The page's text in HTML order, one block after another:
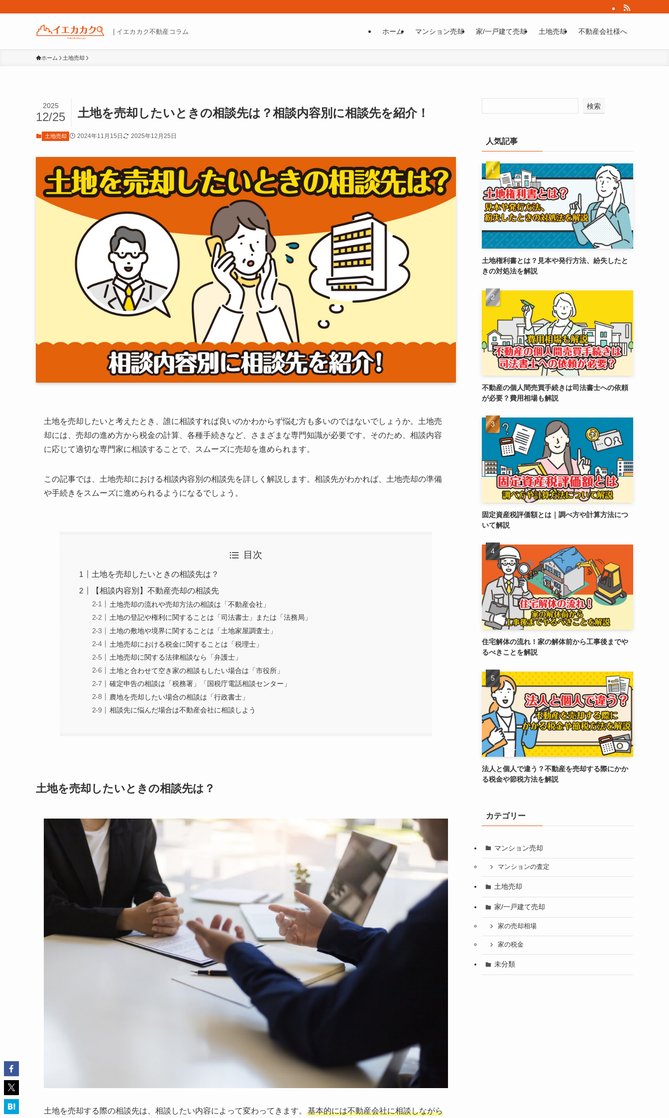
| イエカカク不動産コラム ホーム マンション売却 家/一戸建て売却 土地売却 不動産会社様へ
ホーム 土地売却
土地を売却したいときの相談先は？相談内容別に相談先を紹介！
2025
12/25
土地売却 2024年11月15日 2025年12月25日
土地を売却したいと考えたとき、誰に相談すれば良いのかわからず悩む方も多いのではないでしょうか。土地売
却には、売却の進め方から税金の計算、各種手続きなど、さまざまな専門知識が必要です。そのため、相談内容
に応じて適切な専門家に相談することで、スムーズに売却を進められます。
この記事では、土地売却における相談内容別の相談先を詳しく解説します。相談先がわかれば、土地売却の準備
や手続きをスムーズに進められるようになるでしょう。
目次
土地を売却したいときの相談先は？
【相談内容別】不動産売却の相談先
土地売却の流れや売却方法の相談は「不動産会社」
土地の登記や権利に関することは「司法書士」または「法務局」
土地の敷地や境界に関することは「土地家屋調査士」
土地売却における税金に関することは「税理士」
土地売却に関する法律相談なら「弁護士」
土地と合わせて空き家の相談もしたい場合は「市役所」
確定申告の相談は「税務署」「国税庁電話相談センター」
農地を売却したい場合の相談は「行政書士」
相談先に悩んだ場合は不動産会社に相談しよう
土地を売却したいときの相談先は？
土地を売却する際の相談先は、相談したい内容によって変わってきます。
基本的には不動産会社に相談しながら
検索
人気記事
土地権利書とは？見本や発行方法、紛失したと
きの対処法を解説
不動産の個人間売買手続きは司法書士への依頼
が必要？費用相場も解説
固定資産税評価額とは｜調べ方や計算方法につ
いて解説
住宅解体の流れ！家の解体前から工事後までや
るべきことを解説
法人と個人で違う？不動産を売却する際にかか
る税金や節税方法を解説
カテゴリー
マンション売却
マンションの査定
土地売却
家/一戸建て売却
家の売却相場
家の税金
未分類